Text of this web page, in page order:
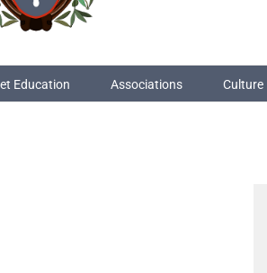
Education Associations Culture